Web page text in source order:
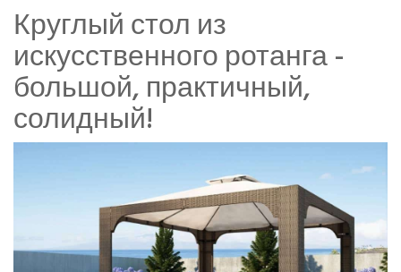
Круглый стол из
искусственного ротанга -
большой, практичный,
солидный!